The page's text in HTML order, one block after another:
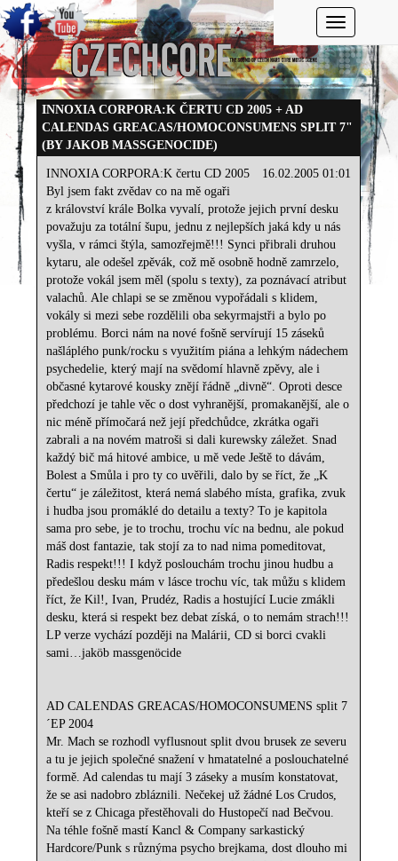
Toggle
INNOXIA CORPORA:K ČERTU CD 2005 + AD
CALENDAS GREACAS/HOMOCONSUMENS SPLIT 7"
(BY JAKOB MASSGENOCIDE)
16.02.2005 01:01
INNOXIA CORPORA:K čertu CD 2005
Byl jsem fakt zvědav co na mě ogaři
z království krále Bolka vyvalí, protože jejich první desku
považuju za totální šupu, jednu z nejlepších jaká kdy u nás
vyšla, v rámci štýla, samozřejmě!!! Synci přibrali druhou
kytaru, ale odešel zpěvák, což mě osobně hodně zamrzelo,
protože vokál jsem měl (spolu s texty), za poznávací atribut
valachů. Ale chlapi se se změnou vypořádali s klidem,
vokály si mezi sebe rozdělili oba sekyrmajstři a bylo po
problému. Borci nám na nové fošně servírují 15 záseků
našláplého punk/rocku s využitím piána a lehkým nádechem
psychedelie, který mají na svědomí hlavně zpěvy, ale i
občasné kytarové kousky znějí řádně „divně“. Oproti desce
předchozí je tahle věc o dost vyhranější, promakanější, ale o
nic méně přímočará než její předchůdce, zkrátka ogaři
zabrali a na novém matroši si dali kurewsky záležet. Snad
každý bič má hitové ambice, u mě vede Ještě to dávám,
Bolest a Smůla i pro ty co uvěřili, dalo by se říct, že „K
čertu“ je záležitost, která nemá slabého místa, grafika, zvuk
i hudba jsou promáklé do detailu a texty? To je kapitola
sama pro sebe, je to trochu, trochu víc na bednu, ale pokud
máš dost fantazie, tak stojí za to nad nima pomeditovat,
Radis respekt!!! I když poslouchám trochu jinou hudbu a
předešlou desku mám v lásce trochu víc, tak můžu s klidem
říct, že Kil!, Ivan, Prudéz, Radis a hostující Lucie zmákli
desku, která si respekt bez debat získá, o to nemám strach!!!
LP verze vychází později na Malárii, CD si borci cvakli
sami…jaköb massgenöcide
AD CALENDAS GREACAS/HOMOCONSUMENS split 7
´EP 2004
Mr. Mach se rozhodl vyflusnout split dvou brusek ze severu
a tu je jejich společné snažení v hmatatelné a poslouchatelné
formě. Ad calendas tu mají 3 záseky a musím konstatovat,
že se asi nadobro zbláznili. Nečekej už žádné Los Crudos,
kteří se z Chicaga přestěhovali do Hustopečí nad Bečvou.
Na téhle fošně mastí Kancl & Company sarkastický
Hardcore/Punk s různýma psycho brejkama, dost dlouho mi